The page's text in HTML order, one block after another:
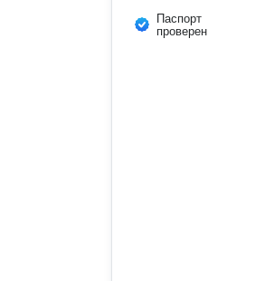
Паспорт
проверен